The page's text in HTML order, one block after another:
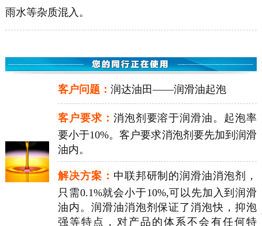
雨水等杂质混入。
客户问题： 润达油田——润滑油起泡
客户要求： 消泡剂要溶于润滑油。起泡率
要小于10%。客户要求消泡剂要先加到润滑
油内。
解决方案： 中联邦研制的润滑油消泡剂，
只需0.1%就会小于10%,可以先加入到润滑
油内。润滑油消泡剂保证了消泡快，抑泡
强等特点，对产品的体系不会有任何特